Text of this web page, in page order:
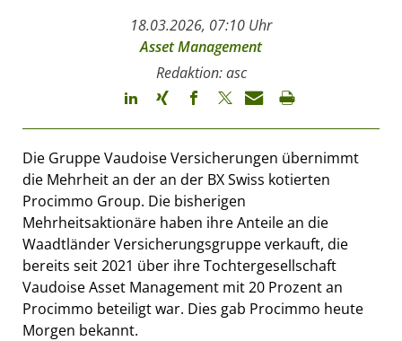
18.03.2026, 07:10 Uhr
Asset Management
Redaktion: asc
Die Gruppe Vaudoise Versicherungen übernimmt
die Mehrheit an der an der BX Swiss kotierten
Procimmo Group. Die bisherigen
Mehrheitsaktionäre haben ihre Anteile an die
Waadtländer Versicherungsgruppe verkauft, die
bereits seit 2021 über ihre Tochtergesellschaft
Vaudoise Asset Management mit 20 Prozent an
Procimmo beteiligt war. Dies gab Procimmo heute
Morgen bekannt.